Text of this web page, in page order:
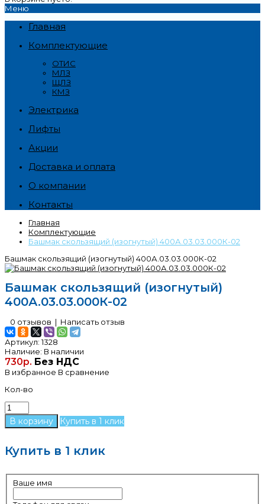
Меню
Главная
Комплектующие
ОТИС
МЛЗ
ЩЛЗ
КМЗ
Электрика
Лифты
Акции
Доставка и оплата
О компании
Контакты
Главная
Комплектующие
Башмак скользящий (изогнутый) 400А.03.03.000К-02
Башмак скользящий (изогнутый) 400А.03.03.000К-02
Башмак скользящий (изогнутый)
400А.03.03.000К-02
0 отзывов | Написать отзыв
Артикул:1328
Наличие: В наличии
730р. Без НДС
В избранное В сравнение
Кол-во
Купить в 1 клик
Купить в 1 клик
Ваше имя